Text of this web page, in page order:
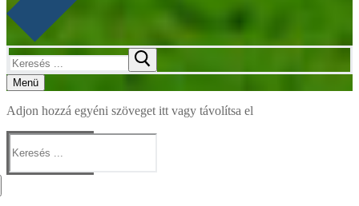
Keresése:
Menü
Adjon hozzá egyéni szöveget itt vagy távolítsa el
Keresése: